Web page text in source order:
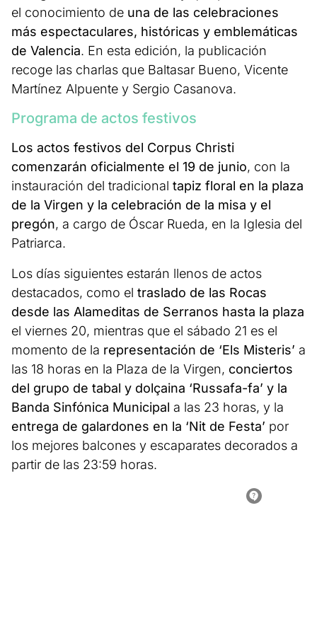
el conocimiento de una de las celebraciones
más espectaculares, históricas y emblemáticas
de Valencia. En esta edición, la publicación
recoge las charlas que Baltasar Bueno, Vicente
Martínez Alpuente y Sergio Casanova.
Programa de actos festivos
Los actos festivos del Corpus Christi
comenzarán oficialmente el 19 de junio, con la
instauración del tradicional tapiz floral en la plaza
de la Virgen y la celebración de la misa y el
pregón, a cargo de Óscar Rueda, en la Iglesia del
Patriarca.
Los días siguientes estarán llenos de actos
destacados, como el traslado de las Rocas
desde las Alameditas de Serranos hasta la plaza
el viernes 20, mientras que el sábado 21 es el
momento de la representación de ‘Els Misteris’ a
las 18 horas en la Plaza de la Virgen, conciertos
del grupo de tabal y dolçaina ‘Russafa-fa’ y la
Banda Sinfónica Municipal a las 23 horas, y la
entrega de galardones en la ‘Nit de Festa’ por
los mejores balcones y escaparates decorados a
partir de las 23:59 horas.